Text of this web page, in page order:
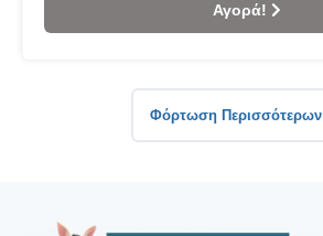
Αγορά!
Φόρτωση Περισσότερων